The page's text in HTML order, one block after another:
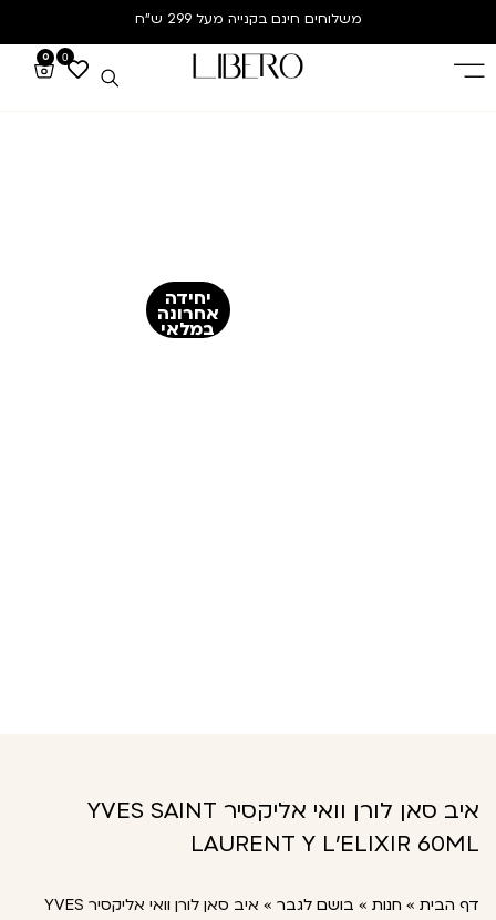
משלוחים חינם בקנייה מעל 299 ש”ח
0
0
יחידה
אחרונה
במלאי
איב סאן לורן וואי אליקסיר YVES SAINT
LAURENT Y L’ELIXIR 60ML
דף הבית » חנות » בושם לגבר »
איב סאן לורן וואי אליקסיר YVES